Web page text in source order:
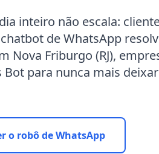
inteiro não escala:
de WhatsApp
Nova Friburgo (RJ),
para nunca mais
o robô de WhatsApp